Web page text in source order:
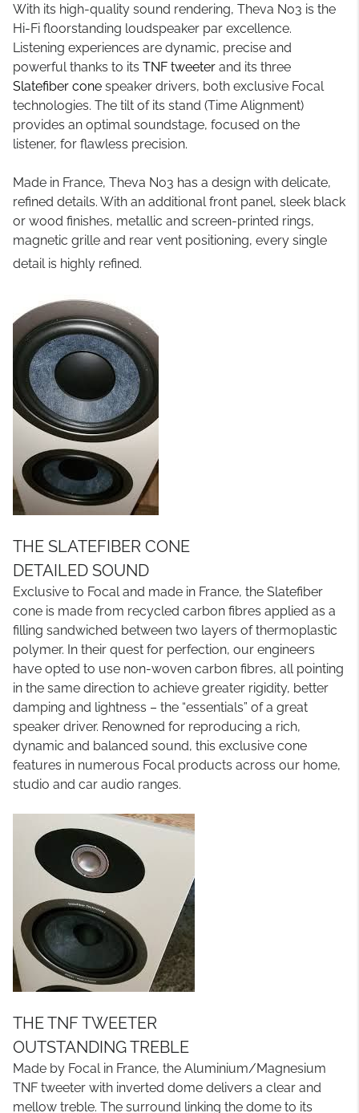
With its high-quality sound rendering, Theva No3 is the
Hi-Fi floorstanding loudspeaker par excellence.
Listening experiences are dynamic, precise and
powerful thanks to its TNF tweeter and its three
Slatefiber cone speaker drivers, both exclusive Focal
technologies. The tilt of its stand (Time Alignment)
provides an optimal soundstage, focused on the
listener, for flawless precision.
Made in France, Theva No3 has a design with delicate,
refined details. With an additional front panel, sleek black
or wood finishes, metallic and screen-printed rings,
magnetic grille and rear vent positioning, every single
detail is highly refined.
THE SLATEFIBER CONE
DETAILED SOUND
Exclusive to Focal and made in France, the Slatefiber
cone is made from recycled carbon fibres applied as a
filling sandwiched between two layers of thermoplastic
polymer. In their quest for perfection, our engineers
have opted to use non-woven carbon fibres, all pointing
in the same direction to achieve greater rigidity, better
damping and lightness – the “essentials” of a great
speaker driver. Renowned for reproducing a rich,
dynamic and balanced sound, this exclusive cone
features in numerous Focal products across our home,
studio and car audio ranges.
THE TNF TWEETER
OUTSTANDING TREBLE
Made by Focal in France, the Aluminium/Magnesium
TNF tweeter with inverted dome delivers a clear and
mellow treble. The surround linking the dome to its